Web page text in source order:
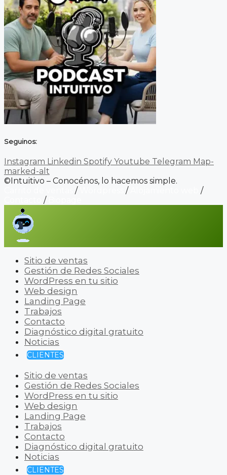
Seguinos:
Instagram Linkedin Spotify Youtube Telegram Map-
marked-alt
©Intuitivo – Conocénos, lo hacemos simple.
/ /
/
/
Sitio de ventas
Gestión de Redes Sociales
WordPress en tu sitio
Web design
Landing Page
Trabajos
Contacto
Diagnóstico digital gratuito
Noticias
CLIENTES
Sitio de ventas
Gestión de Redes Sociales
WordPress en tu sitio
Web design
Landing Page
Trabajos
Contacto
Diagnóstico digital gratuito
Noticias
CLIENTES